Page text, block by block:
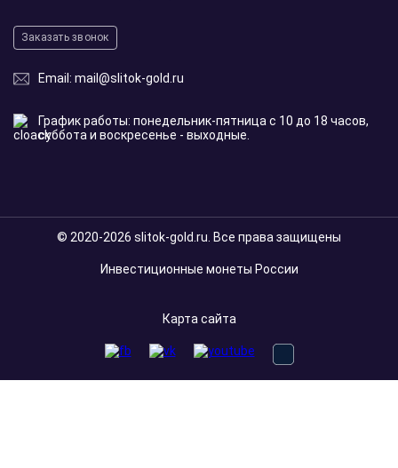
Заказать звонок
Email: mail@slitok-gold.ru
График работы: понедельник-пятница с 10 до 18 часов,
суббота и воскресенье - выходные.
© 2020-2026 slitok-gold.ru. Все права защищены
Инвестиционные монеты России
Карта сайта